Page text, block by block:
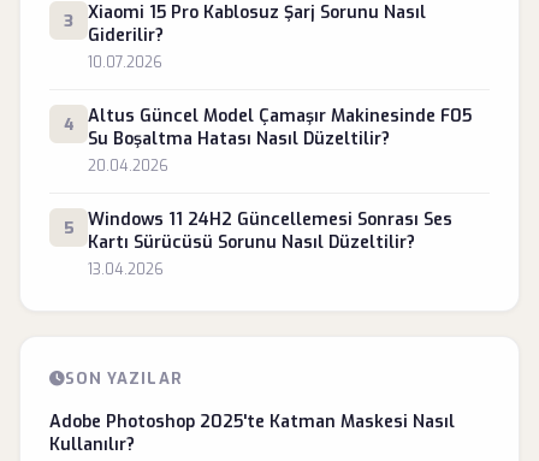
3
Xiaomi 15 Pro Kablosuz Şarj Sorunu Nasıl
Giderilir?
10.07.2026
4
Altus Güncel Model Çamaşır Makinesinde F05
Su Boşaltma Hatası Nasıl Düzeltilir?
20.04.2026
5
Windows 11 24H2 Güncellemesi Sonrası Ses
Kartı Sürücüsü Sorunu Nasıl Düzeltilir?
13.04.2026
SON YAZILAR
Adobe Photoshop 2025'te Katman Maskesi Nasıl
Kullanılır?